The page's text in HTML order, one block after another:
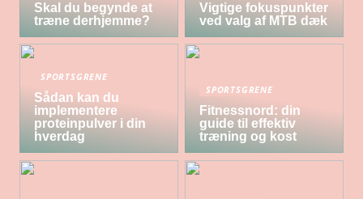
Skal du begynde at
træne derhjemme?
Vigtige fokuspunkter
ved valg af MTB dæk
SPORTSGRENE
Sådan kan du
implementere
proteinpulver i din
hverdag
SPORTSGRENE
Fitnessnord: din
guide til effektiv
træning og kost